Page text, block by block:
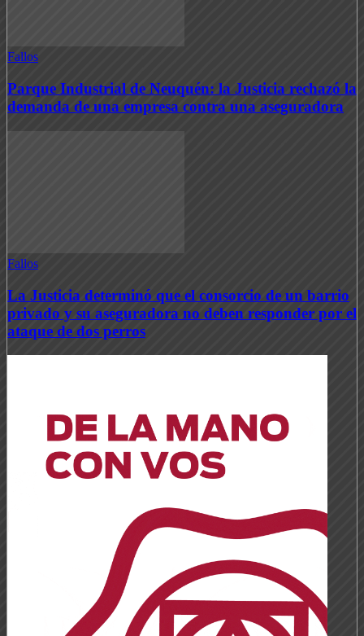
Fallos
Parque Industrial de Neuquén: la Justicia rechazó la
demanda de una empresa contra una aseguradora
Fallos
La Justicia determinó que el consorcio de un barrio
privado y su aseguradora no deben responder por el
ataque de dos perros